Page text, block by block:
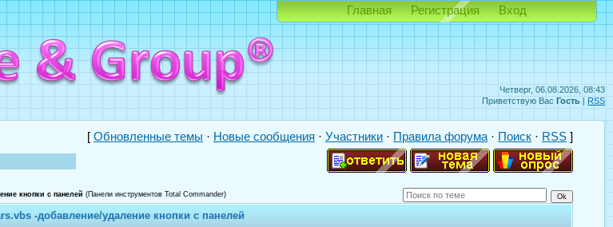
Четверг, 06.08.2026, 08:43
Приветствую Вас Гость | RSS
Главная Регистрация Вход
[ Обновленные темы · Новые сообщения · Участники · Правила форума · Поиск · RSS ]
кнопки с панелей (Панели инструментов Total Commander)
-добавление/удаление кнопки с панелей